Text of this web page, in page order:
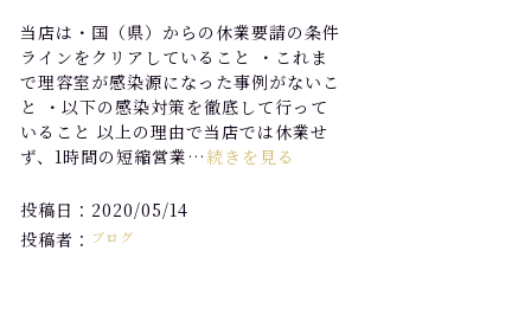
当店は・国（県）からの休業要請の条件
ラインをクリアしていること ・これま
で理容室が感染源になった事例がないこ
と ・以下の感染対策を徹底して行って
いること 以上の理由で当店では休業せ
ず、1時間の短縮営業… 続きを見る
投稿日：2020/05/14
投稿者： ブログ